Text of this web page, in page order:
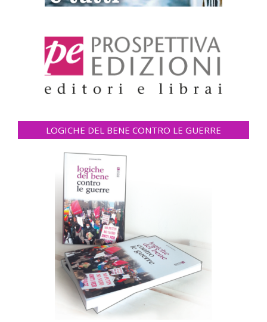
LOGICHE DEL BENE CONTRO LE GUERRE